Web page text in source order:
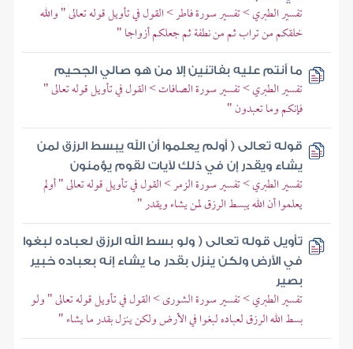
تفسير الطبري > تفسير سورة فاطر > القول في تأويل قوله تعالى " والله
خلقكم من تراب ثم من نطفة ثم جعلكم أزواجا "
ما أنتم عليه بفاتنين إلا من هو صالي الجحيم
تفسير الطبري > تفسير سورة الصافات > القول في تأويل قوله تعالى "
فإنكم وما تعبدون "
قوله تعالى ( أولم يعلموا أن الله يبسط الرزق لمن
يشاء ويقدر إن في ذلك لآيات لقوم يؤمنون
تفسير الطبري > تفسير سورة الزمر > القول في تأويل قوله تعالى " أولم
يعلموا أن الله يبسط الرزق لمن يشاء ويقدر "
تأويل قوله تعالى ( ولو بسط الله الرزق لعباده لبغوا
في الأرض ولكن ينزل بقدر ما يشاء إنه بعباده خبير
بصير
تفسير الطبري > تفسير سورة الشورى > القول في تأويل قوله تعالى " ولو
بسط الله الرزق لعباده لبغوا في الأرض ولكن ينزل بقدر ما يشاء "